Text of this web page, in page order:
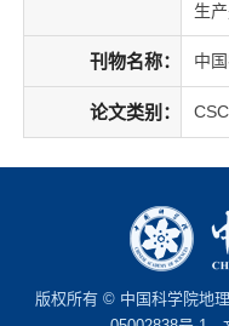
生
刊物名称： 中
论文类别：
版权所有 © 中国科学院地